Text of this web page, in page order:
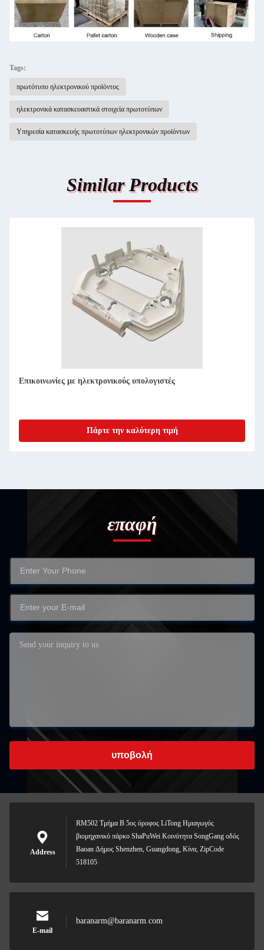
Tags:
πρωτότυπο ηλεκτρονικού προϊόντος
ηλεκτρονικά κατασκευαστικά στοιχεία πρωτοτύπων
Υπηρεσία κατασκευής πρωτοτύπων ηλεκτρονικών προϊόντων
Similar Products
Ανάπτυξη πρωτοτύπου έξυπνου ηλεκτρονικού προϊόντος
Πάρτε την καλύτερη τιμή
επαφή
υποβολή
Address
RM502 Τμήμα Β 5ος όροφος LiTong Ημιαγωγός
βιομηχανικό πάρκο ShaPuWei Κοινότητα SongGang οδός
Baoan Δήμος Shenzhen, Guangdong, Κίνα, ZipCode
518105
E-mail
baranarm@baranarm.com